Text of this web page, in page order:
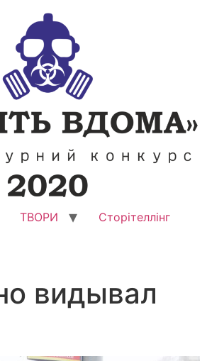
ТВОРИ
Сторітеллінг
видывал